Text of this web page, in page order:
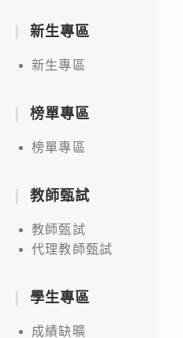
新生專區
新生專區
榜單專區
榜單專區
教師甄試
教師甄試
代理教師甄試
學生專區
成績缺曠